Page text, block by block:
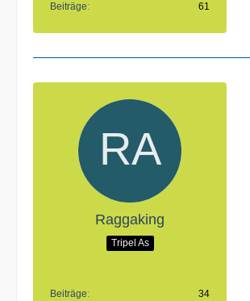
Beiträge 61
Raggaking
Tripel As
Beiträge 34